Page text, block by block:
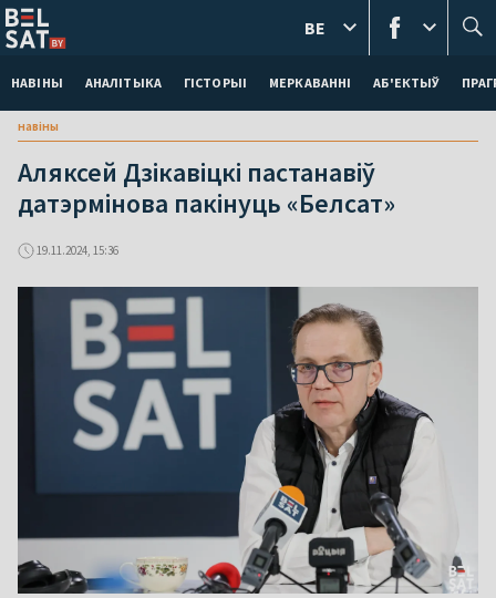
НАВІНЫ АНАЛІТЫКА ГІСТОРЫІ МЕРКАВАННI АБ'ЕКТЫЎ
BE
навіны
Аляксей Дзікавіцкі пастанавіў
датэрмінова пакінуць «Белсат»
19.11.2024, 15:36